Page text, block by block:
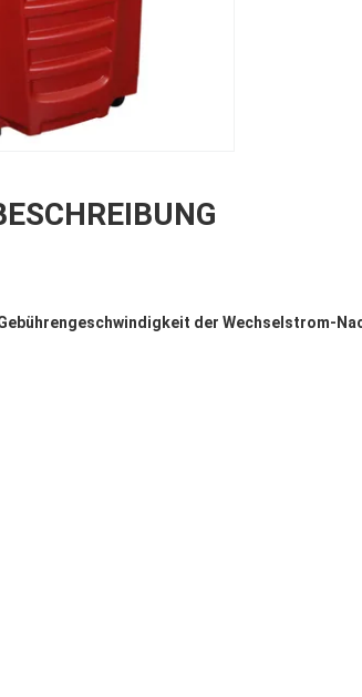
der Wechselstrom-